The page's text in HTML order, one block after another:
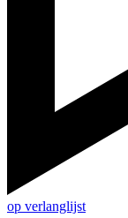
op verlanglijst